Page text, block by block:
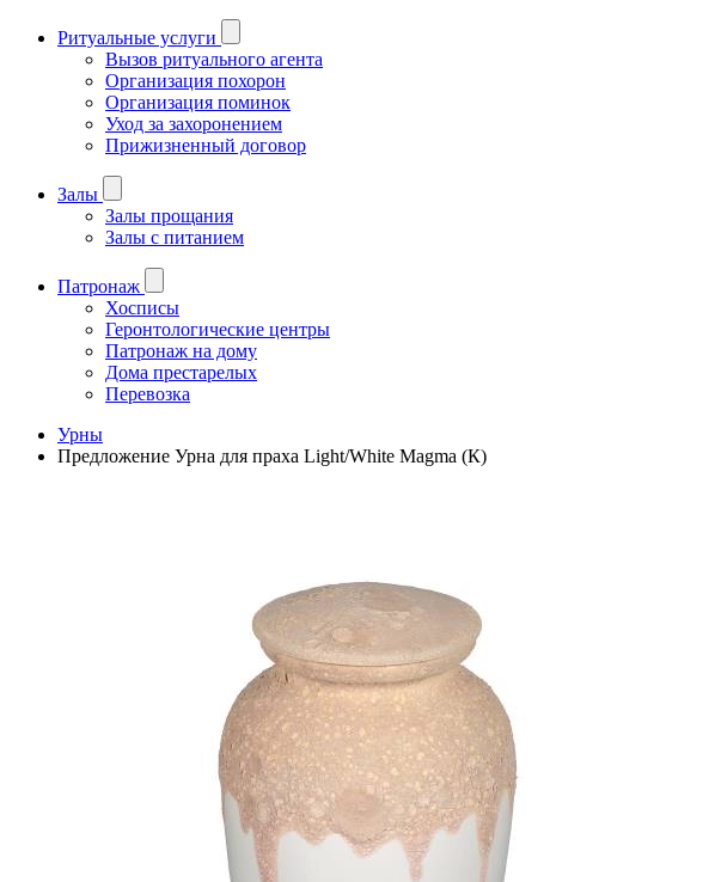
Ритуальные услуги
Вызов ритуального агента
Организация похорон
Организация поминок
Уход за захоронением
Прижизненный договор
Залы
Залы прощания
Залы с питанием
Патронаж
Хосписы
Геронтологические центры
Патронаж на дому
Дома престарелых
Перевозка
Урны
Предложение Урна для праха Light/White Magma (К)